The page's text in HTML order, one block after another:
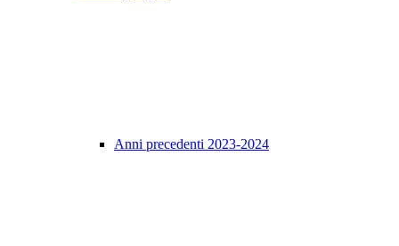
Anni precedenti 2023-2024